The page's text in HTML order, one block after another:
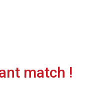
match !